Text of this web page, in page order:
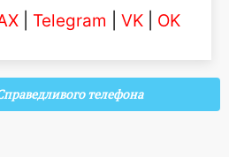
Telegram VK OK
телефона